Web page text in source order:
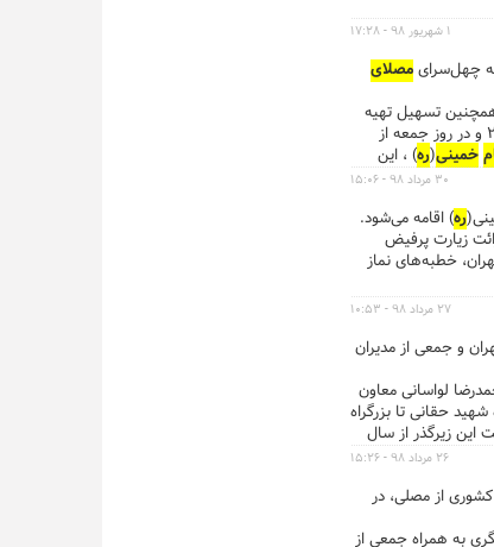
چهل‌سرایمصلای
همچنین تسهیل تهیه
مایحتاج عمومی و اقلام مورد نیاز خانواده‌ها پیش از شروع سال تحصیلی جدید، از ۱ تا ۱۰ شهریورماه، در روزهای عادی از ساعت ۱۱ تا ۲۲ و در روز جمعه از
خمینی(ره) ، این
چهل سرا، با حضور بیش از ۱۳۰ غرفه با محصولات متنوعی از جمله لوازم
ضلع جنوبی
۱ شهریور ۹۸ - ۱۷:۲۸
ره) اقامه می‌شود.
زیارت پرفیض
خطبه‌های نماز
۳۰ مرداد ۹۸ - ۱۵:۰۶
و جمعی از مدیران
محمدرضا لواسانی معاون
حقانی تا بزرگراه
این زیرگذر از سال
۲۷ مرداد ۹۸ - ۱۰:۵۳
از مصلی، در
به همراه جمعی از
۲۶ مرداد ۹۸ - ۱۵:۲۶